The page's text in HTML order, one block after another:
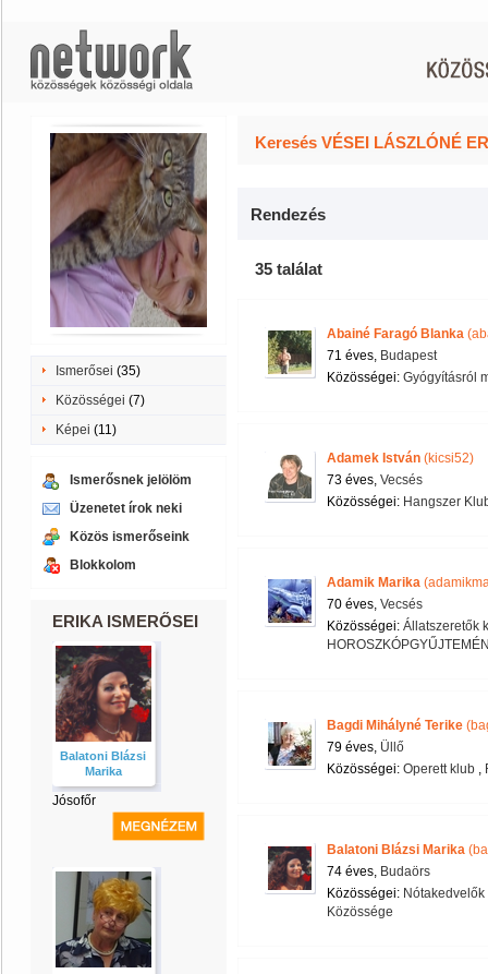
Ismerősei (35)
Közösségei (7)
Képei (11)
Ismerősnek jelölöm
Üzenetet írok neki
Közös ismerőseink
Blokkolom
ERIKA ISMERŐSEI
Balatoni Blázsi
Marika
Jósofőr
Keresés VÉSEI LÁSZLÓNÉ
Rendezés
35 találat
Abainé Faragó Blanka
71 éves, Budapest
Közösségei: Gyógyításról
Adamek István (kicsi52)
73 éves, Vecsés
Közösségei: Hangszer
Adamik Marika
70 éves, Vecsés
Közösségei: Állatszeretők
Bagdi Mihályné Terike
79 éves, Üllő
Közösségei: Operett klub ,
Balatoni Blázsi Marika
74 éves, Budaörs
Közösségei:
Közössége